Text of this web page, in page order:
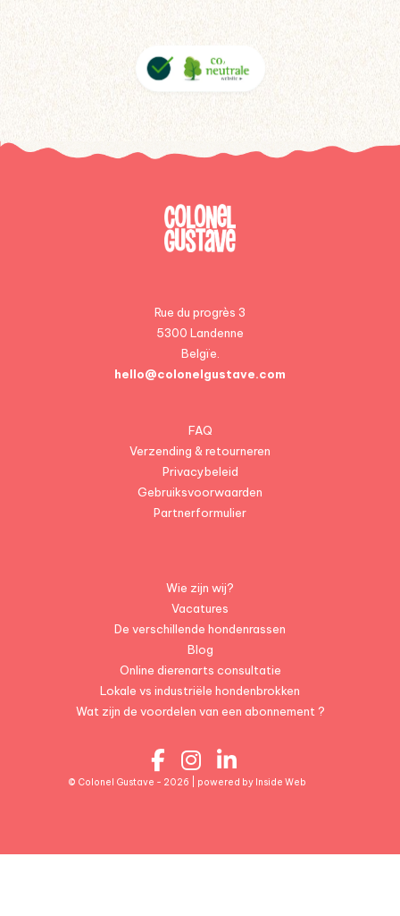
Rue du progrès 3
5300 Landenne
Belgïe.
hello@colonelgustave.com
FAQ
Verzending & retourneren
Privacybeleid
Gebruiksvoorwaarden
Partnerformulier
Wie zijn wij?
Vacatures
De verschillende hondenrassen
Blog
Online dierenarts consultatie
Lokale vs industriële hondenbrokken
Wat zijn de voordelen van een abonnement ?
© Colonel Gustave - 2026 | powered by Inside Web